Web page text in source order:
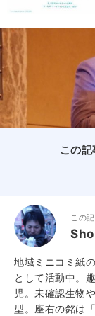
この
この
地域ミニコミ紙
として活動中。
児。未確認生物
型。座右の銘は